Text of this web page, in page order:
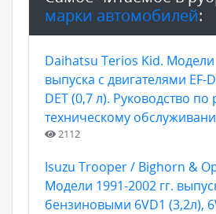
марки автомобилей:
Daihatsu Terios Kid. Модели
выпуска с двигателями EF-
DET (0,7 л). Руководство по
техническому
2112
Isuzu Trooper / Bighorn &
Модели 1991-2002 гг.
бензиновыми 6VD1 (3,2л),